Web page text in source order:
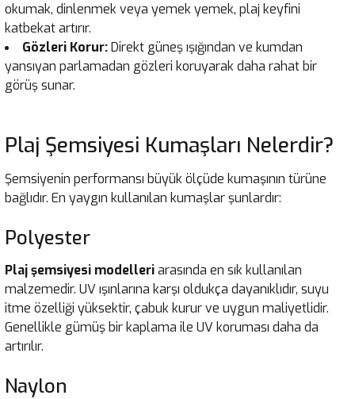
okumak, dinlenmek veya yemek yemek, plaj keyfini
katbekat artırır.
Gözleri Korur:Direkt güneş ışığından ve kumdan
yansıyan parlamadan gözleri koruyarak daha rahat bir
görüş sunar.
Plaj Şemsiyesi Kumaşları Nelerdir?
Şemsiyenin performansı büyük ölçüde kumaşının türüne
bağlıdır. En yaygın kullanılan kumaşlar şunlardır:
Polyester
Plaj şemsiyesi modelleriarasında en sık kullanılan
malzemedir. UV ışınlarına karşı oldukça dayanıklıdır, suyu
itme özelliği yüksektir, çabuk kurur ve uygun maliyetlidir.
Genellikle gümüş bir kaplama ile UV koruması daha da
artırılır.
Naylon